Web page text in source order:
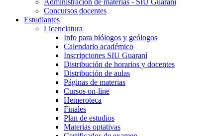
Concursos docentes
Estudiantes
Licenciatura
Info para biólogos y geólogos
Calendario académico
Inscripciones SIU Guaraní
Distribución de horarios y docentes
Distribución de aulas
Páginas de materias
Cursos on-line
Hemeroteca
Finales
Plan de estudios
Materias optativas